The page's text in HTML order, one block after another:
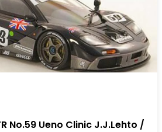
No.59 Ueno Clinic J.J.Lehto /